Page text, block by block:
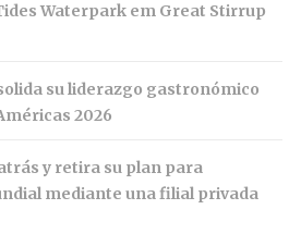
Waterpark em Great Stirrup
su liderazgo gastronómico
2026
y retira su plan para
mediante una filial privada